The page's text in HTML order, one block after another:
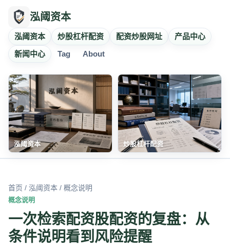
泓阈资本
泓阈资本 炒股杠杆配资 配资炒股网址
产品中心
新闻中心
Tag About
泓阈资本 炒股杠杆配资
首页 / 泓阈资本 / 概念说明
概念说明
一次检索配资股配资的复盘：从
条件说明看到风险提醒